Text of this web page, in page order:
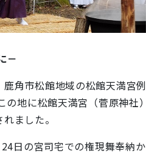
－
角市松館地域の松館天満宮
の地に松館天満宮（菅原神
ました。
日の宮司宅での権現舞奉納